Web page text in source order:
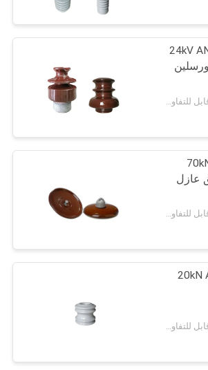
للمحطة
الأساسية
الخزفية
لون بني 24kV ANSI 56-2
قوة عالية 70kN ANSI
قابل للتفاوض MOQ:قابل للتفاوض
بكرة خزفية 20kN ANSI
قابل للتفاوض MOQ:قابل للتفاوض